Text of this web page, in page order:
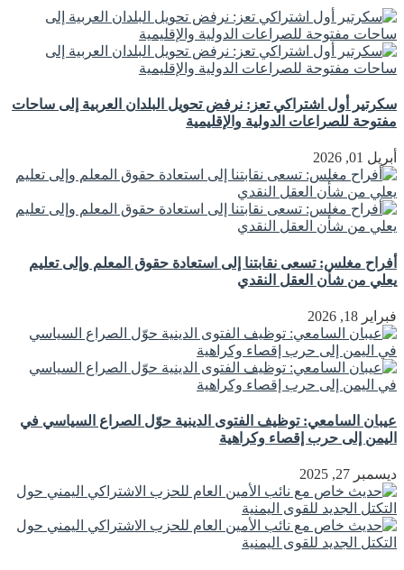
سكرتير أول اشتراكي تعز: نرفض تحويل البلدان العربية إلى ساحات
مفتوحة للصراعات الدولية والإقليمية
أبريل 01, 2026
أفراح مغلس: تسعى نقابتنا إلى استعادة حقوق المعلم وإلى تعليم
يعلي من شأن العقل النقدي
فبراير 18, 2026
عيبان السامعي: توظيف الفتوى الدينية حوّل الصراع السياسي في
اليمن إلى حرب إقصاء وكراهية
ديسمبر 27, 2025